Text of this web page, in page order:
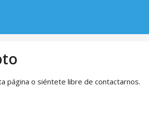
página o siéntete libre de contactarnos.